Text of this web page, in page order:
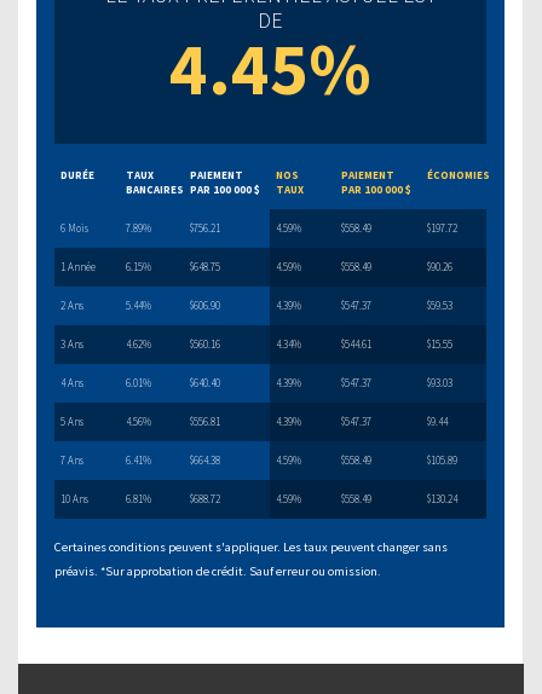
DE
4.45%
DURÉE
TAUX
BANCAIRES
PAIEMENT
PAR 100 000 $
NOS
TAUX
PAIEMENT
PAR 100 000 $
ÉCONOMIES
6 Mois 7.89% $756.21 4.59% $558.49 $197.72
1 Année 6.15% $648.75 4.59% $558.49 $90.26
2 Ans 5.44% $606.90 4.39% $547.37 $59.53
3 Ans 4.62% $560.16 4.34% $544.61 $15.55
4 Ans 6.01% $640.40 4.39% $547.37 $93.03
5 Ans 4.56% $556.81 4.39% $547.37 $9.44
7 Ans 6.41% $664.38 4.59% $558.49 $105.89
10 Ans 6.81% $688.72 4.59% $558.49 $130.24
Certaines conditions peuvent s'appliquer. Les taux peuvent changer sans
préavis. *Sur approbation de crédit. Sauf erreur ou omission.